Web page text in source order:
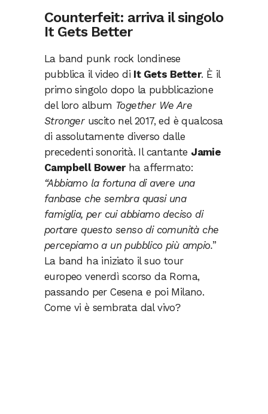
Counterfeit: arriva il singolo
It Gets Better
La band punk rock londinese
pubblica il video di It Gets Better. È il
primo singolo dopo la pubblicazione
del loro album Together We Are
Strongeruscito nel 2017, ed è qualcosa
di assolutamente diverso dalle
precedenti sonorità. Il cantante Jamie
Campbell Bowerha affermato:
“Abbiamo la fortuna di avere una
fanbase che sembra quasi una
famiglia, per cui abbiamo deciso di
portare questo senso di comunità che
percepiamo a un pubblico più ampio.”
La band ha iniziato il suo tour
europeo venerdì scorso da Roma,
passando per Cesena e poi Milano.
Come vi è sembrata dal vivo?